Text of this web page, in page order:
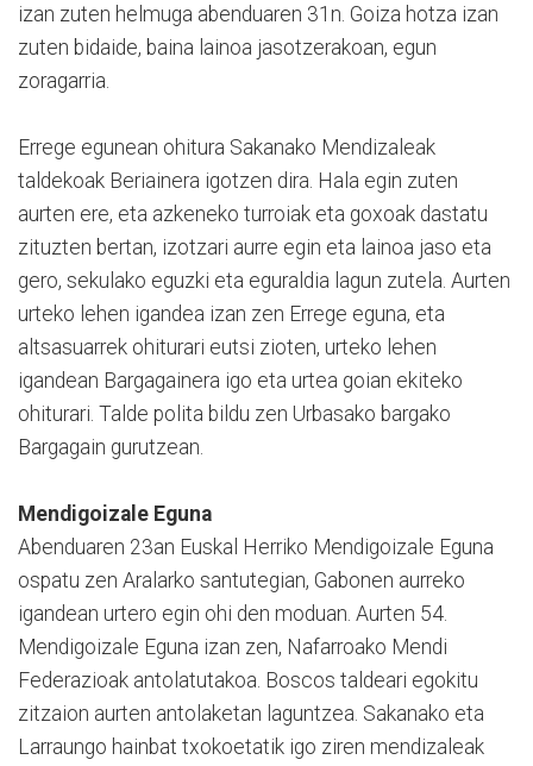
izan zuten helmuga abenduaren 31n. Goiza hotza izan
zuten bidaide, baina lainoa jasotzerakoan, egun
zoragarria.
Errege egunean ohitura Sakanako Mendizaleak
taldekoak Beriainera igotzen dira. Hala egin zuten
aurten ere, eta azkeneko turroiak eta goxoak dastatu
zituzten bertan, izotzari aurre egin eta lainoa jaso eta
gero, sekulako eguzki eta eguraldia lagun zutela. Aurten
urteko lehen igandea izan zen Errege eguna, eta
altsasuarrek ohiturari eutsi zioten, urteko lehen
igandean Bargagainera igo eta urtea goian ekiteko
ohiturari. Talde polita bildu zen Urbasako bargako
Bargagain gurutzean.
Mendigoizale Eguna
Abenduaren 23an Euskal Herriko Mendigoizale Eguna
ospatu zen Aralarko santutegian, Gabonen aurreko
igandean urtero egin ohi den moduan. Aurten 54.
Mendigoizale Eguna izan zen, Nafarroako Mendi
Federazioak antolatutakoa. Boscos taldeari egokitu
zitzaion aurten antolaketan laguntzea. Sakanako eta
Larraungo hainbat txokoetatik igo ziren mendizaleak